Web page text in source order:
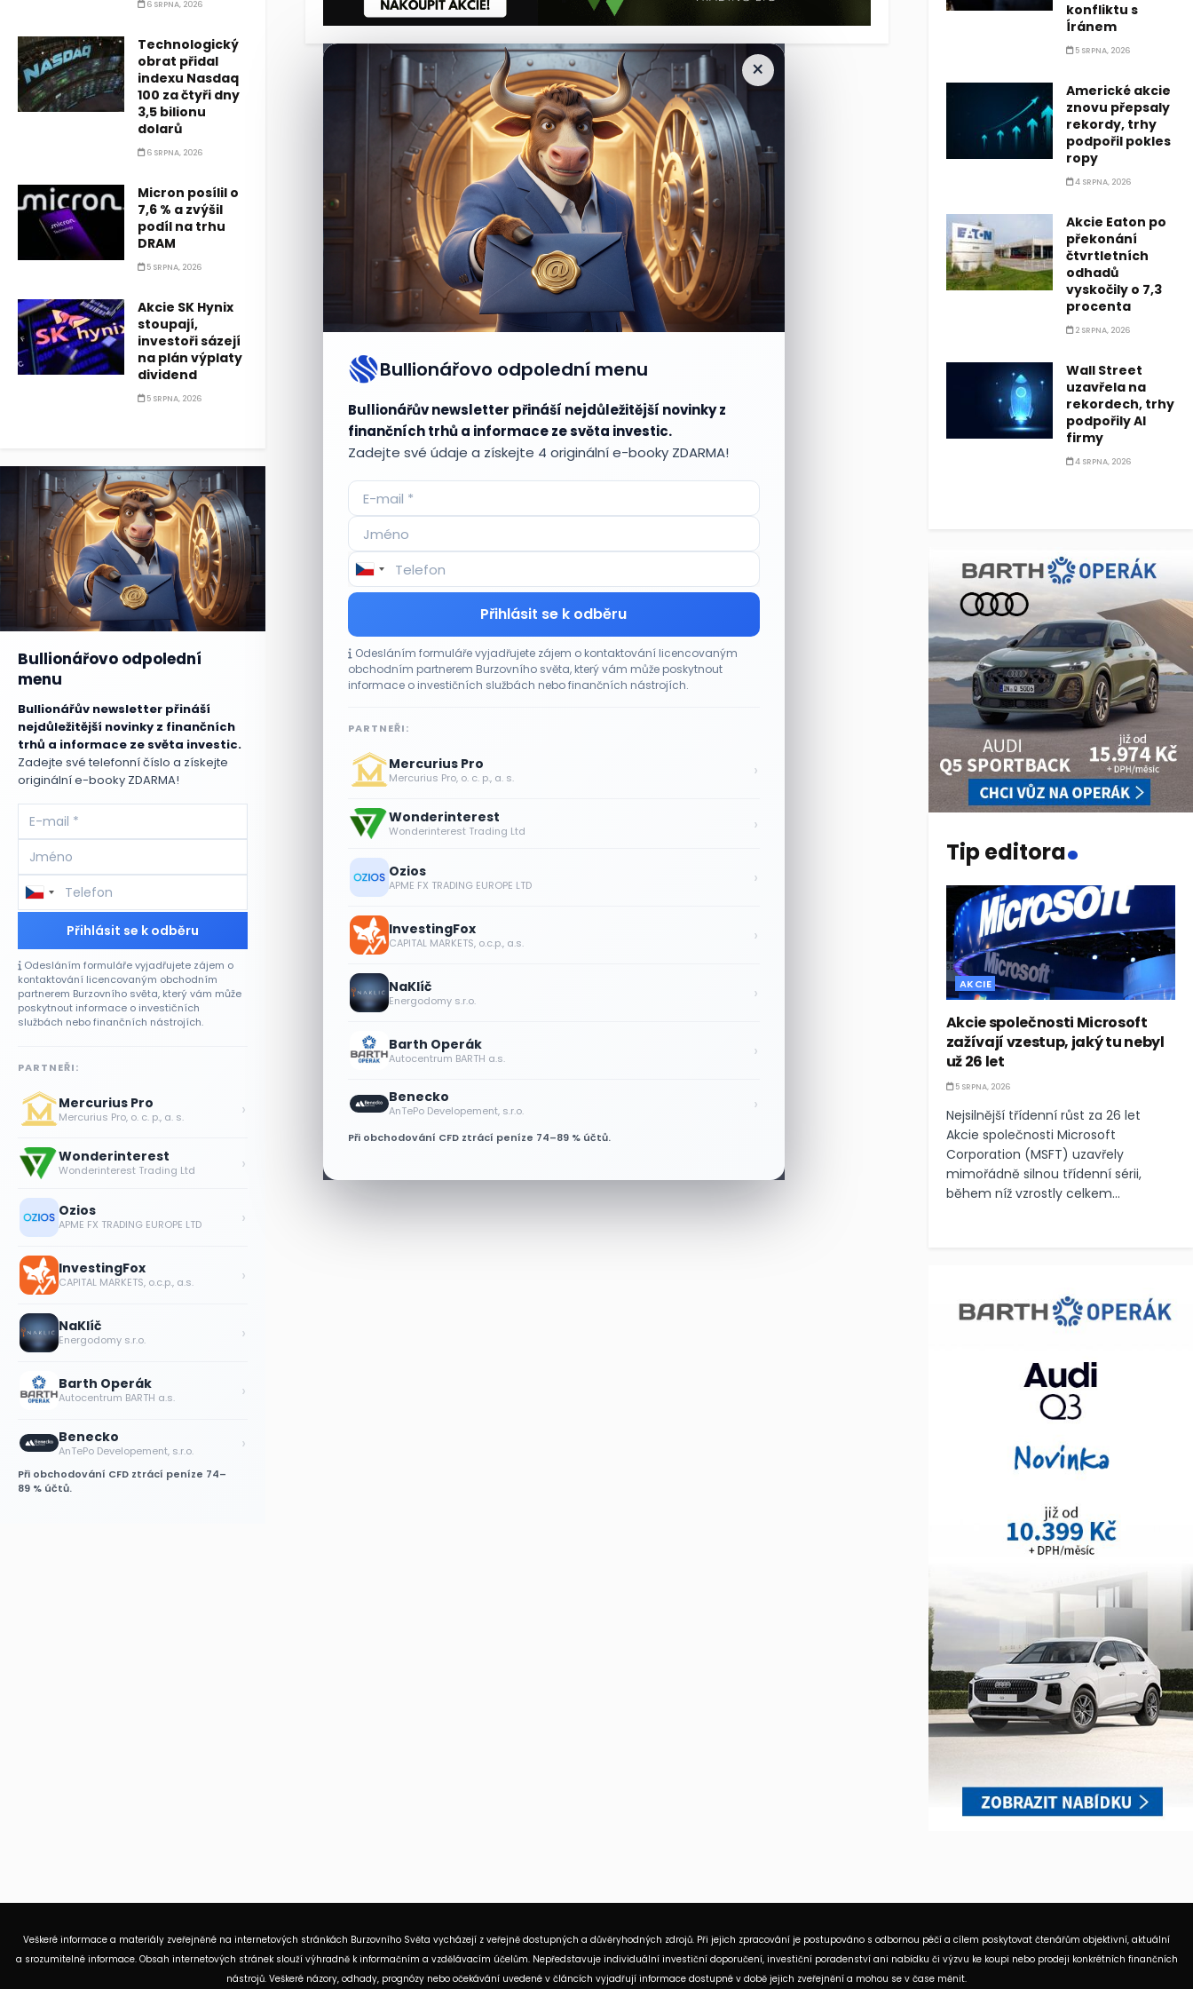
×
Bullionářovo odpolední menu
Bullionářův newsletter přináší nejdůležitější novinky z
finančních trhů a informace ze světa investic.
Zadejte své údaje a získejte 4 originální e-booky ZDARMA!
Přihlásit se k odběru
Odesláním formuláře vyjadřujete zájem o kontaktování licencovaným
obchodním partnerem Burzovního světa, který vám může poskytnout
informace o investičních službách nebo finančních nástrojích.
PARTNEŘI:
Mercurius Pro
Mercurius Pro, o. c. p., a. s. ›
Wonderinterest
Wonderinterest Trading Ltd ›
Ozios
APME FX TRADING EUROPE LTD ›
InvestingFox
CAPITAL MARKETS, o.c.p., a.s. ›
NaKlíč
Energodomy s.r.o. ›
Barth Operák
Autocentrum BARTH a.s. ›
Benecko
AnTePo Developement, s.r.o. ›
Při obchodování CFD ztrácí peníze 74–89 % účtů.
6 SRPNA, 2026
Technologický
obrat přidal
indexu Nasdaq
100 za čtyři dny
3,5 bilionu
dolarů
6 SRPNA, 2026
Micron posílil o
7,6 % a zvýšil
podíl na trhu
DRAM
5 SRPNA, 2026
Akcie SK Hynix
stoupají,
investoři sázejí
na plán výplaty
dividend
5 SRPNA, 2026
Bullionářovo odpolední
menu
Bullionářův newsletter přináší
nejdůležitější novinky z finančních
trhů a informace ze světa investic.
Zadejte své telefonní číslo a získejte
originální e-booky ZDARMA!
Přihlásit se k odběru
Odesláním formuláře vyjadřujete zájem o
kontaktování licencovaným obchodním
partnerem Burzovního světa, který vám může
poskytnout informace o investičních
službách nebo finančních nástrojích.
PARTNEŘI:
Mercurius Pro
Mercurius Pro, o. c. p., a. s. ›
Wonderinterest
Wonderinterest Trading Ltd ›
Ozios
APME FX TRADING EUROPE LTD ›
InvestingFox
CAPITAL MARKETS, o.c.p., a.s. ›
NaKlíč
Energodomy s.r.o. ›
Barth Operák
Autocentrum BARTH a.s. ›
Benecko
AnTePo Developement, s.r.o. ›
Při obchodování CFD ztrácí peníze 74–
89 % účtů.
konfliktu s
Íránem
5 SRPNA, 2026
Americké akcie
znovu přepsaly
rekordy, trhy
podpořil pokles
ropy
4 SRPNA, 2026
Akcie Eaton po
překonání
čtvrtletních
odhadů
vyskočily o 7,3
procenta
2 SRPNA, 2026
Wall Street
uzavřela na
rekordech, trhy
podpořily AI
firmy
4 SRPNA, 2026
Tip editora.
AKCIE
Akcie společnosti Microsoft
zažívají vzestup, jaký tu nebyl
už 26 let
5 SRPNA, 2026
Nejsilnější třídenní růst za 26 let
Akcie společnosti Microsoft
Corporation (MSFT) uzavřely
mimořádně silnou třídenní sérii,
během níž vzrostly celkem...
Veškeré informace a materiály zveřejněné na internetových stránkách Burzovního Světa vycházejí z veřejně dostupných a důvěryhodných zdrojů. Při jejich zpracování je postupováno s odbornou péčí a cílem poskytovat čtenářům objektivní, aktuální
a srozumitelné informace. Obsah internetových stránek slouží výhradně k informačním a vzdělávacím účelům. Nepředstavuje individuální investiční doporučení, investiční poradenství ani nabídku či výzvu ke koupi nebo prodeji konkrétních finančních
nástrojů. Veškeré názory, odhady, prognózy nebo očekávání uvedené v článcích vyjadřují informace dostupné v době jejich zveřejnění a mohou se v čase měnit.